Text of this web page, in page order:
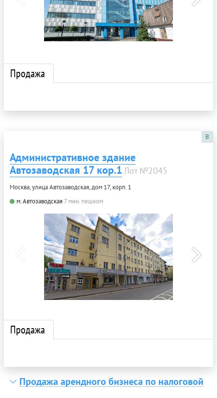
Продажа
B
Административное здание
Автозаводская 17 кор.1 Лот №2045
Москва, улица Автозаводская, дом 17, корп. 1
м. Автозаводская 7 мин. пешком
Продажа
Продажа арендного бизнеса по налоговой